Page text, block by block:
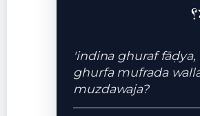
'indina ghuraf fāḍya,
ghurfa mufrada
muzdawaja?